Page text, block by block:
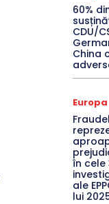
60%
CDU/
China
Europa
în cele
ale
lui